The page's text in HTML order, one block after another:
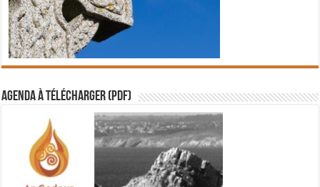
Agenda à télécharger (PDF)